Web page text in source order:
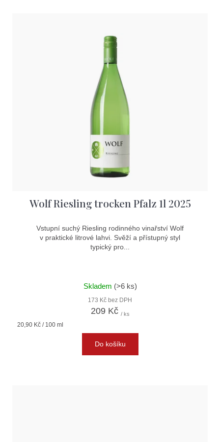
Wolf Riesling trocken Pfalz 1l 2025
Vstupní suchý Riesling rodinného vinařství Wolf
v praktické litrové lahvi. Svěží a přístupný styl
typický pro...
Skladem (>6 ks)
173 Kč bez DPH
209 Kč / ks
Měrná
20,90 Kč / 100 ml
Do košíku